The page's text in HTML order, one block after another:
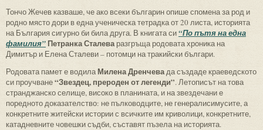
Тончо Жечев казваше, че ако всеки българин опише спомена за род и
родно място дори в една ученическа тетрадка от 20 листа, историята
на България сигурно би била друга. В книгата си“По пътя на една
фамилия” Петранка Сталеваразгръща родовата хроника на
Димитър и Елена Сталеви – потомци на тракийски българи.
Родовата памет е водилаМилена Дренчевада създаде краеведското
си проучване“Звездец, прероден от легенди”. Летописът на това
странджанско селище, високо в планината, и на звездечани е
поредното доказателство: не пълководците, не генералисимусите, а
конкретните житейски истории с всичките им криволици, конкретните,
катадневните човешки съдби, съставят пъзела на историята.